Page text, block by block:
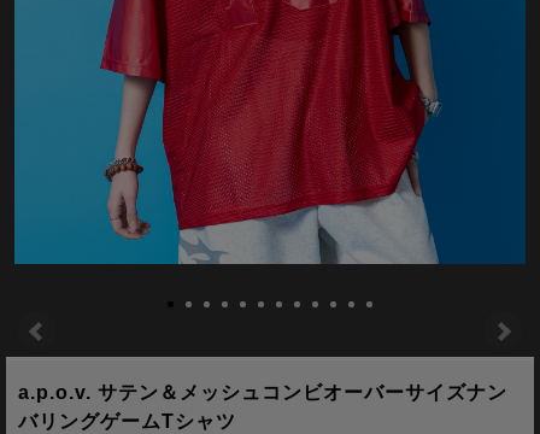
a.p.o.v. サテン＆メッシュコンビオーバーサイズナン
バリングゲームTシャツ